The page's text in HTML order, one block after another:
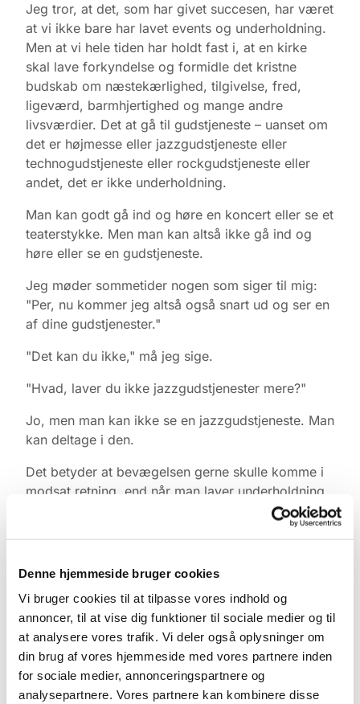
Denne hjemmeside bruger cookies
Vi bruger cookies til at tilpasse vores indhold og
annoncer, til at vise dig funktioner til sociale medier og til
at analysere vores trafik. Vi deler også oplysninger om
din brug af vores hjemmeside med vores partnere inden
for sociale medier, annonceringspartnere og
analysepartnere. Vores partnere kan kombinere disse
Jeg tror, at det, som har givet succesen, har været
at vi ikke bare har lavet events og underholdning.
Men at vi hele tiden har holdt fast i, at en kirke
skal lave forkyndelse og formidle det kristne
budskab om næstekærlighed, tilgivelse, fred,
ligeværd, barmhjertighed og mange andre
livsværdier. Det at gå til gudstjeneste – uanset om
det er højmesse eller jazzgudstjeneste eller
technogudstjeneste eller rockgudstjeneste eller
andet, det er ikke underholdning.
Man kan godt gå ind og høre en koncert eller se et
teaterstykke. Men man kan altså ikke gå ind og
høre eller se en gudstjeneste.
Jeg møder sommetider nogen som siger til mig:
"Per, nu kommer jeg altså også snart ud og ser en
af dine gudstjenester."
"Det kan du ikke," må jeg sige.
"Hvad, laver du ikke jazzgudstjenester mere?"
Jo, men man kan ikke se en jazzgudstjeneste. Man
kan deltage i den.
Det betyder at bevægelsen gerne skulle komme i
modsat retning, end når man laver underholdning.
I underholdning kommer bevægelsen fra scenen
og ned mod publikum, og man kan klappe hvis
tomater, når man synes det er dårligt.
Men i en gudstjeneste kommer bevægelsen den
anden vej.
Der skal ikke holdes gudstjeneste, hvis ikke der er
en menighed, der ønsker at samles i en kirke og